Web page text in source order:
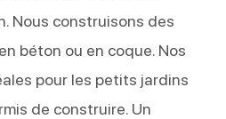
Nous construisons des
béton ou en coque. Nos
pour les petits jardins
de construire. Un